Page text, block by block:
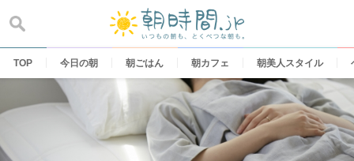
content
TOP 今日の朝 朝ごはん 朝カフェ 朝美人スタイル